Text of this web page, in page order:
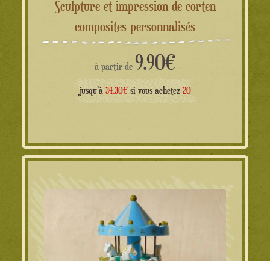
Sculpture et impression de corten
composites personnalisés
à partir de 9.90€
jusqu'à 34.30€si vous achetez 20